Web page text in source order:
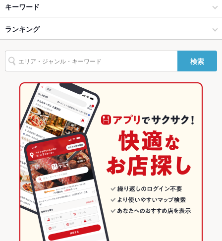
ー
駐車場
その他設備 －
その他
飲み放題 なし
食べ放題 なし
焼酎充実
お子様連れ お子様連れOK
ウェディン
グパーティ
ー二次会
－
－
祖師ヶ谷大蔵・成城学園前 × 居酒屋
祖師ヶ谷大蔵・成城学園前 × 創作
祖師ケ谷大蔵駅 × 居酒屋
祖師ケ谷大蔵駅 × 創作
祖師ヶ谷大蔵 × 居酒屋
祖師ヶ谷大蔵 × 創作
東京
東京 × 居酒屋
東京 × 創作
祖師ケ谷大蔵駅
キーワード
串かつ 馬刺し
ジビエ
ランキング
東京のグルメランキング
東京の居酒屋ランキング
祖師ヶ谷大蔵・成城学園前のグルメランキング
祖師ヶ谷大蔵・成城学園前の居酒屋ランキング
祖師ヶ谷大蔵のグルメランキング
祖師ヶ谷大蔵の居酒屋ランキング
検索